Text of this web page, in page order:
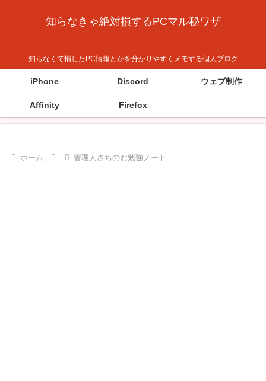
知らなきゃ絶対損するPCマル秘ワザ
知らなくて損したPC情報とかを分かりやすくメモする個人ブログ
iPhone Discord ウェブ制作
Affinity Firefox
ホーム 管理人さちのお勉強ノート